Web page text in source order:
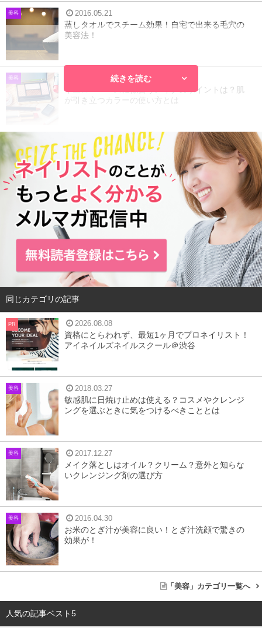
美容 2016.05.21
蒸しタオルでスチーム効果！自宅で出来る毛穴の
美容法！
美容 2018.06.13
イエローベースに似合うメイクのポイントは？肌
が引き立つカラーの使い方とは
続きを読む
同じカテゴリの記事
PR 2026.08.08
資格にとらわれず、最短1ヶ月でプロネイリスト！
アイネイルズネイルスクール＠渋谷
美容 2018.03.27
敏感肌に日焼け止めは使える？コスメやクレンジ
ングを選ぶときに気をつけるべきこととは
美容 2017.12.27
メイク落としはオイル？クリーム？意外と知らな
いクレンジング剤の選び方
美容 2016.04.30
お米のとぎ汁が美容に良い！とぎ汁洗顔で驚きの
効果が！
「美容」カテゴリ一覧へ
人気の記事ベスト5